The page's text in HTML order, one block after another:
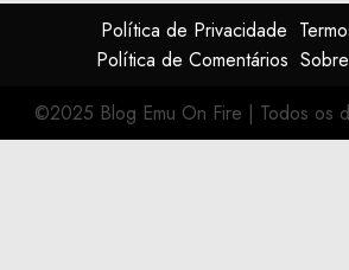
Política de Privacidade
Política de Comentários Sobre
©2025 Blog Emu On Fire | Todos os